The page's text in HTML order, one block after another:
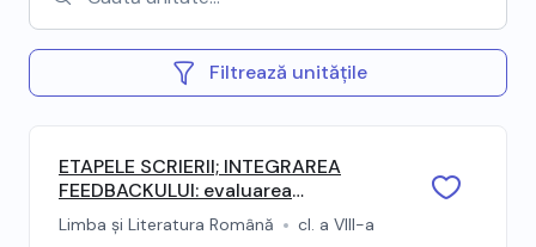
Filtrează unitățile
ETAPELE SCRIERII; INTEGRAREA
FEEDBACKULUI: evaluarea
feekbackului; prezentarea textului
Limba și Literatura Română cl. a VIII-a